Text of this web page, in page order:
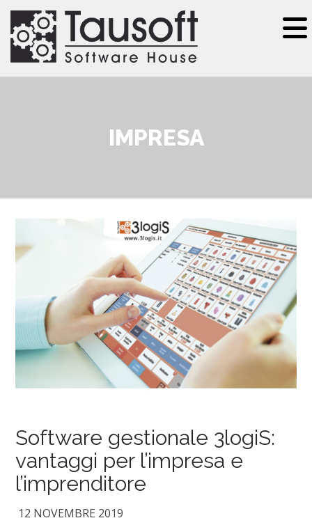
Salta al contenuto principale
IMPRESA
Software gestionale 3logiS:
vantaggi per l’impresa e
l’imprenditore
12 NOVEMBRE 2019